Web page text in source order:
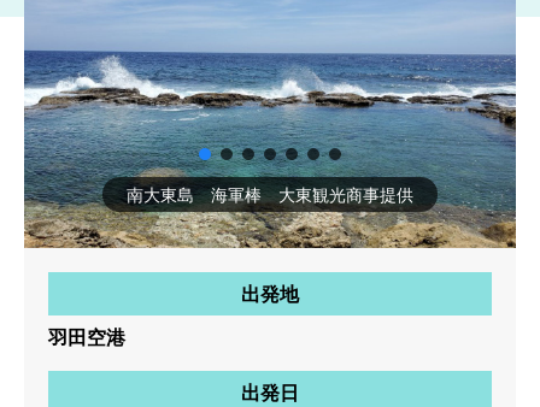
南大東島 海軍棒 大東観光商事提供
出発地
羽田空港
出発日